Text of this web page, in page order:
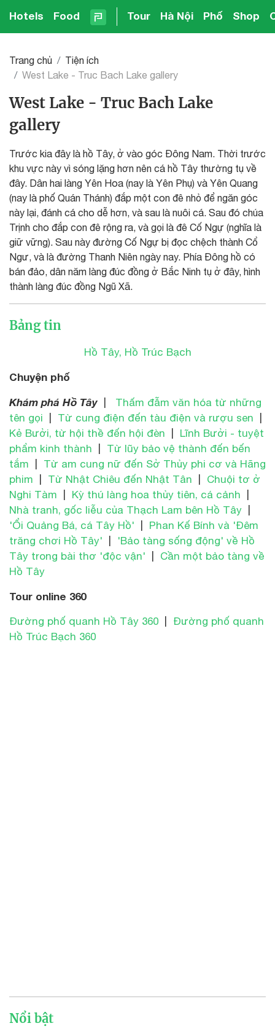
Hotels Food Tour Hà Nội Phố Shop
Trang chủ
Tiện ích
West Lake - Truc Bach Lake gallery
West Lake - Truc Bach Lake
gallery
Trước kia đây là hồ Tây, ở vào góc Đông Nam. Thời trước
khu vực này vì sóng lặng hơn nên cá hồ Tây thường tụ về
đây. Dân hai làng Yên Hoa (nay là Yên Phụ) và Yên Quang
(nay là phố Quán Thánh) đắp một con đê nhỏ để ngăn góc
này lại, đánh cá cho dễ hơn, và sau là nuôi cá. Sau đó chúa
Trịnh cho đắp con đê rộng ra, và gọi là đê Cố Ngự (nghĩa là
giữ vững). Sau này đường Cố Ngự bị đọc chệch thành Cổ
Ngư, và là đường Thanh Niên ngày nay. Phía Đông hồ có
bán đảo, dân năm làng đúc đồng ở Bắc Ninh tụ ở đây, hình
thành làng đúc đồng Ngũ Xã.
Bảng tin
Hồ Tây, Hồ Trúc Bạch
Chuyện phố
Khám phá Hồ Tây
Thấm đẫm văn hóa từ những
tên gọi
Từ cung điện đến tàu điện và rượu sen
Kẻ Bưởi, từ hội thề đến hội đèn
Lĩnh Bưởi - tuyệt
phẩm kinh thành
Từ lũy bảo vệ thành đến bến
tắm
Từ am cung nữ đến Sở Thủy phi cơ và Hãng
phim
Từ Nhật Chiêu đến Nhật Tân
Chuội tơ ở
Nghi Tàm
Kỳ thú làng hoa thủy tiên, cá cảnh
Nhà tranh, gốc liễu của Thạch Lam bên Hồ Tây
'Ổi Quảng Bá, cá Tây Hồ'
Phan Kế Bính và 'Đêm
trăng chơi Hồ Tây'
'Bảo tàng sống động' về Hồ
Tây trong bài thơ 'độc vận'
Cần một bảo tàng về
Hồ Tây
Tour online 360
Đường phố quanh Hồ Tây 360
Đường phố quanh
Hồ Trúc Bạch 360
Nổi bật